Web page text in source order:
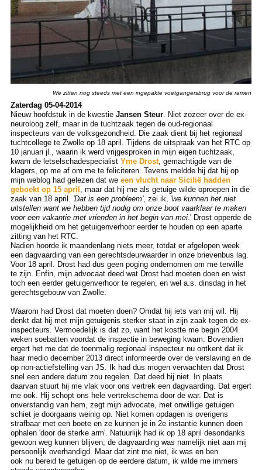
We zitten nog steeds met een ingepakte voetgangersbrug voor de ramen
Zaterdag 05-04-2014
Nieuw hoofdstuk in de kwestie Jansen Steur. Niet zozeer over de ex-
neuroloog zelf, maar in de tuchtzaak tegen de oud-regionaal
inspecteurs van de volksgezondheid. Die zaak dient bij het regionaal
tuchtcollege te Zwolle op 18 april. Tijdens de uitspraak van het RTC op
10 januari jl., waarin ik werd vrijgesproken in mijn eigen tuchtzaak,
kwam de letselschadespecialist Yme Drost, gemachtigde van de
klagers, op me af om me te feliciteren. Tevens meldde hij dat hij op
mijn weblog had gelezen dat we een vlucht naar Sicilië hadden
geboekt op 15 april , maar dat hij me als getuige wilde oproepen in die
zaak van 18 april. 'Dat is een probleem', zei ik, 'we kunnen het niet
uitstellen want we hebben tijd nodig om onze boot vaarklaar te maken
voor een vakantie met vrienden in het begin van mei.' Drost opperde de
mogelijkheid om het getuigenverhoor eerder te houden op een aparte
zitting van het RTC.
Nadien hoorde ik maandenlang niets meer, totdat er afgelopen week
een dagvaarding van een gerechtsdeurwaarder in onze brievenbus lag.
Voor 18 april. Drost had dus geen poging ondernomen om me terwille
te zijn. Enfin, mijn advocaat deed wat Drost had moeten doen en wist
toch een eerder getuigenverhoor te regelen, en wel a.s. dinsdag in het
gerechtsgebouw van Zwolle.
Waarom had Drost dat moeten doen? Omdat hij iets van mij wil. Hij
denkt dat hij met mijn getuigenis sterker staat in zijn zaak tegen de ex-
inspecteurs. Vermoedelijk is dat zo, want het kostte me begin 2004
weken soebatten voordat de inspectie in beweging kwam. Bovendien
ergert het me dat de toenmalig regionaal inspecteur nu ontkent dat ik
haar medio december 2013 direct informeerde over de verslaving en de
op non-actiefstelling van JS. Ik had dus mogen verwachten dat Drost
snel een andere datum zou regelen. Dat deed hij niet. In plaats
daarvan stuurt hij me vlak voor ons vertrek een dagvaarding. Dat ergert
me ook. Hij schopt ons hele vertrekschema door de war. Dat is
onverstandig van hem, zegt mijn advocate, met onwillige getuigen
schiet je doorgaans weinig op. Niet komen opdagen is overigens
strafbaar met een boete en ze kunnen je in 2e instantie kunnen doen
ophalen 'door de sterke arm'. Natuurlijk had ik op 18 april desondanks
gewoon weg kunnen blijven; de dagvaarding was namelijk niet aan mij
persoonlijk overhandigd. Maar dat zint me niet, ik was en ben
ook nu bereid te getuigen op de eerdere datum, ik wilde me immers